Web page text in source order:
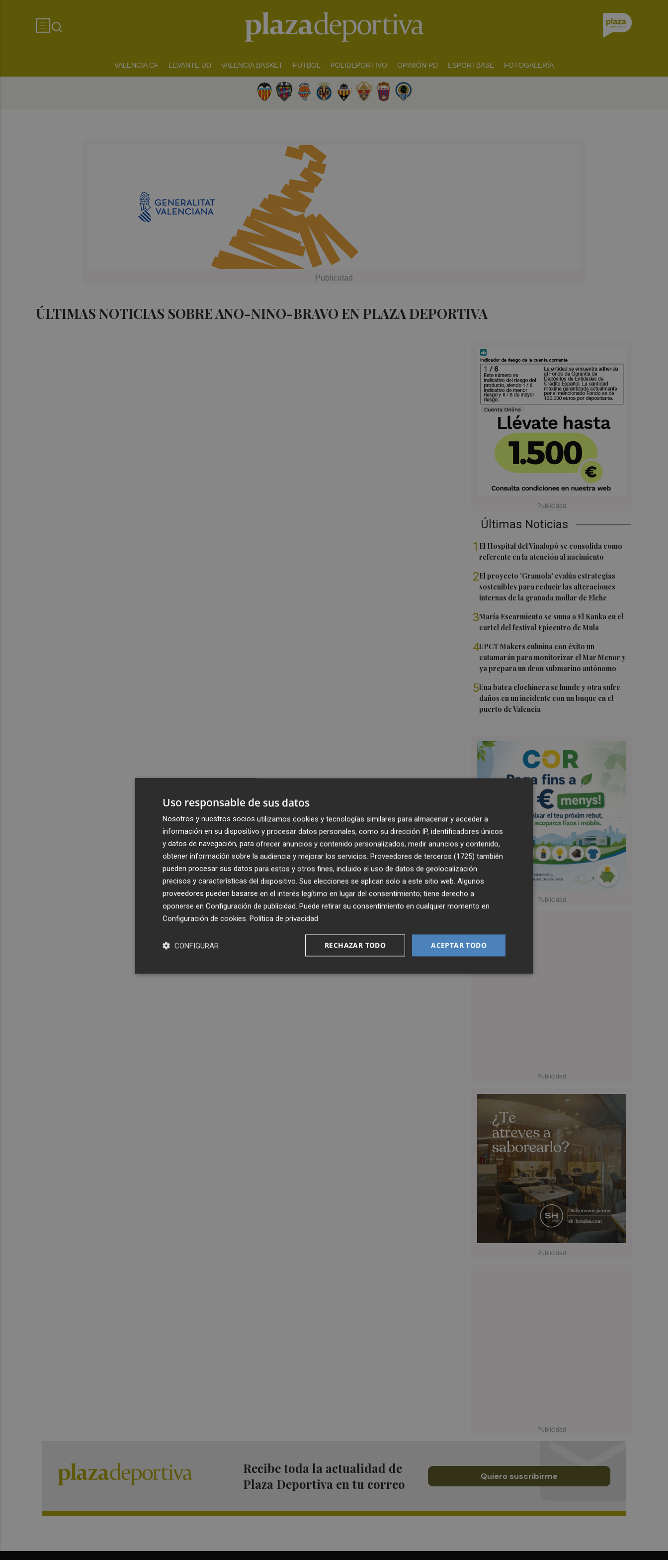
VALENCIA CF LEVANTE UD VALENCIA BASKET FUTBOL POLIDEPORTIVO OPINIÓN PD ESPORTBASE FOTOGALERÍA
ÚLTIMAS NOTICIAS SOBRE ANO-NINO-BRAVO EN PLAZA DEPORTIVA
Últimas Noticias
1 El Hospital del Vinalopó se consolida como
referente en la atención al nacimiento
2El proyecto 'Gramola' evalúa estrategias
sostenibles para reducir las alteraciones
internas de la granada mollar de Elche
3María Escarmiento se suma a El Kanka en el
cartel del festival Epicentro de Mula
4UPCT Makers culmina con éxito un
catamarán para monitorizar el Mar Menor y
ya prepara un dron submarino autónomo
5Una batea clochinera se hunde y otra sufre
daños en un incidente con un buque en el
puerto de Valencia
Recibe toda la actualidad de
Plaza Deportiva en tu correo
Quiero suscribirme
Uso responsable de sus datos
Nosotros y nuestros socios utilizamos cookies y tecnologías similares para almacenar y acceder a
información en su dispositivo y procesar datos personales, como su dirección IP, identificadores únicos
y datos de navegación, para ofrecer anuncios y contenido personalizados, medir anuncios y contenido,
obtener información sobre la audiencia y mejorar los servicios. Proveedores de terceros (1725) también
pueden procesar sus datos para estos y otros fines, incluido el uso de datos de geolocalización
precisos y características del dispositivo. Sus elecciones se aplican solo a este sitio web. Algunos
proveedores pueden basarse en el interés legítimo en lugar del consentimiento; tiene derecho a
oponerse en Configuración de publicidad. Puede retirar su consentimiento en cualquier momento en
Configuración de cookies. Política de privacidad
ACEPTAR TODO
RECHAZAR TODO
CONFIGURAR